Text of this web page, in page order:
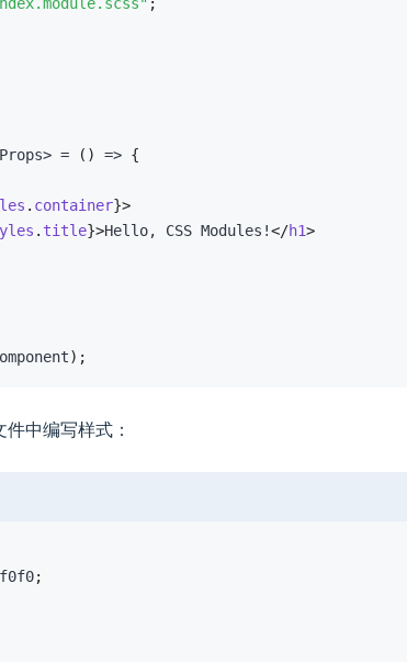
> = ( ) => {
. container}>
. title}>Hello, CSS Modules!</h1>
) ;
件中编写样式：
;